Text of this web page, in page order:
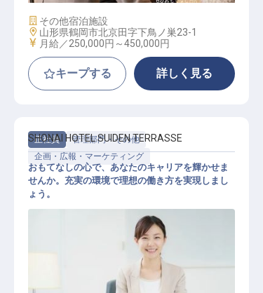
施設業態
その他宿泊施設
勤務地
山形県鶴岡市北京田字下鳥ノ巣23-1
給与
月給／250,000円～450,000円
キープする 詳しく見る
正社員
管理部門・その他
企画・広報・マーケティング
SHONAI HOTEL SUIDEN TERRASSE
おもてなしの心で、あなたのキャリアを輝かせま
せんか。充実の環境で理想の働き方を実現しまし
ょう。